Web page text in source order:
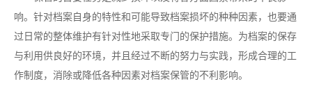
响。针对档案自身的特性和可能导致档案损坏的种种因素，也要通
过日常的整体维护有针对性地采取专门的保护措施。为档案的保存
与利用供良好的环境，并且经过不断的努力与实践，形成合理的工
作制度，消除或降低各种因素对档案保管的不利影响。